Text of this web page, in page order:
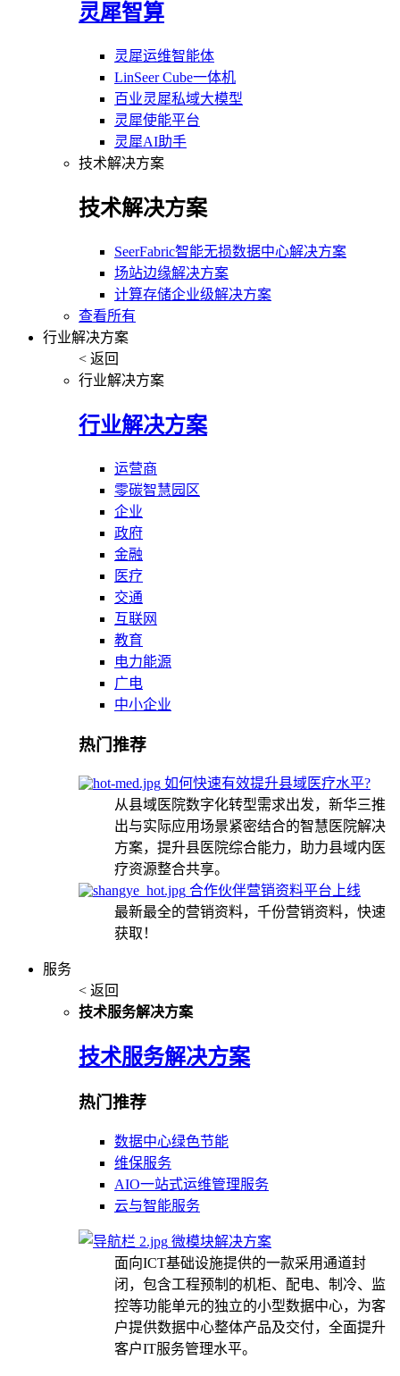
灵犀智算
灵犀运维智能体
LinSeer Cube一体机
百业灵犀私域大模型
灵犀使能平台
灵犀AI助手
技术解决方案
技术解决方案
SeerFabric智能无损数据中心解决方案
场站边缘解决方案
计算存储企业级解决方案
查看所有
行业解决方案
< 返回
行业解决方案
行业解决方案
运营商
零碳智慧园区
企业
政府
金融
医疗
交通
互联网
教育
电力能源
广电
中小企业
热门推荐
如何快速有效提升县域医疗水平?
从县域医院数字化转型需求出发，新华三推
出与实际应用场景紧密结合的智慧医院解决
方案，提升县医院综合能力，助力县域内医
疗资源整合共享。
合作伙伴营销资料平台上线
最新最全的营销资料，千份营销资料，快速
获取！
服务
< 返回
技术服务解决方案
技术服务解决方案
热门推荐
数据中心绿色节能
维保服务
AIO一站式运维管理服务
云与智能服务
微模块解决方案
面向ICT基础设施提供的一款采用通道封
闭，包含工程预制的机柜、配电、制冷、监
控等功能单元的独立的小型数据中心，为客
户提供数据中心整体产品及交付，全面提升
客户IT服务管理水平。